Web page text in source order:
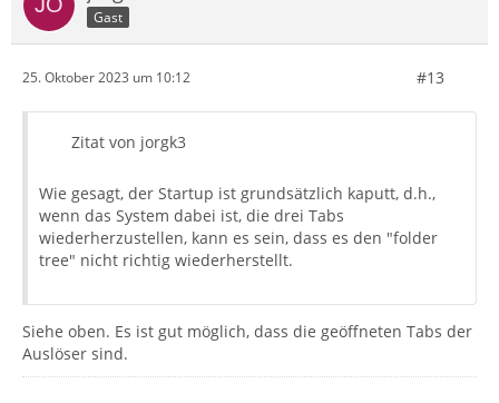
Gast
25. Oktober 2023 um 10:12 #13
Zitat von jorgk3
Wie gesagt, der Startup ist grundsätzlich kaputt, d.h.,
wenn das System dabei ist, die drei Tabs
wiederherzustellen, kann es sein, dass es den "folder
tree" nicht richtig wiederherstellt.
Siehe oben. Es ist gut möglich, dass die geöffneten Tabs der
Auslöser sind.